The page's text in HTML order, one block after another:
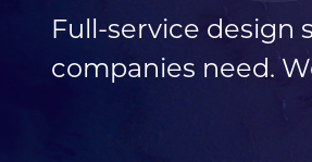
Full-service design
companies need.